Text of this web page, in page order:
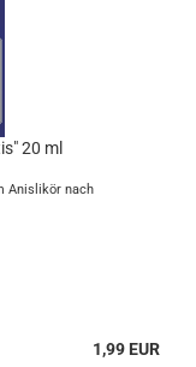
20 ml
Anislikör nach
1,99 EUR